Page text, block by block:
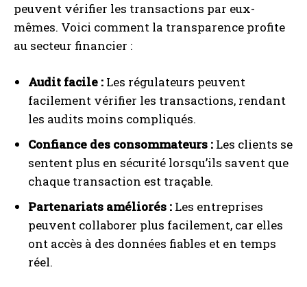
peuvent vérifier les transactions par eux-
mêmes. Voici comment la transparence profite
au secteur financier :
Audit facile : Les régulateurs peuvent
facilement vérifier les transactions, rendant
les audits moins compliqués.
Confiance des consommateurs : Les clients se
sentent plus en sécurité lorsqu’ils savent que
chaque transaction est traçable.
Partenariats améliorés : Les entreprises
peuvent collaborer plus facilement, car elles
ont accès à des données fiables et en temps
réel.